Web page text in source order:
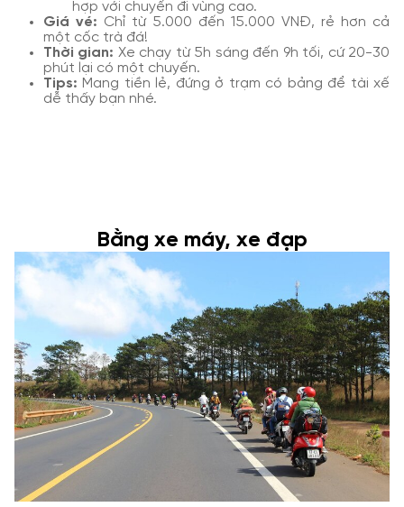
hợp với chuyến đi vùng cao.
Giá vé: Chỉ từ 5.000 đến 15.000 VNĐ, rẻ hơn cả
một cốc trà đá!
Thời gian: Xe chạy từ 5h sáng đến 9h tối, cứ 20-30
phút lại có một chuyến.
Tips: Mang tiền lẻ, đứng ở trạm có bảng để tài xế
dễ thấy bạn nhé.
Bằng xe máy, xe đạp